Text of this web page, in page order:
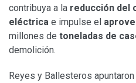
contribuya a la reducción del
eléctrica e impulse el
millones de toneladas de
demolición.
Reyes y Ballesteros